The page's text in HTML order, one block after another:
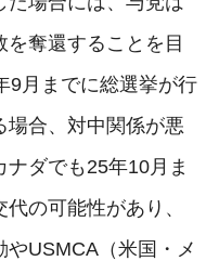
奪還することを目
9月までに総選挙が行
場合、対中関係が悪
ダでも25年10月ま
の可能性があり、
やUSMCA（米国・メ